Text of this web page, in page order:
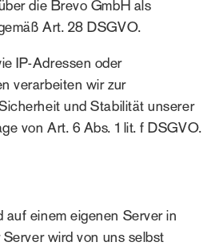
die Brevo GmbH als
Art. 28 DSGVO.
IP-Adressen oder
verarbeiten wir zur
und Stabilität unserer
von Art. 6 Abs. 1 lit. f DSGVO.
einem eigenen Server in
wird von uns selbst